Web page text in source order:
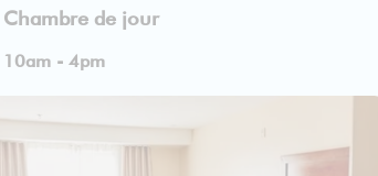
Chambre de jour
10am - 4pm